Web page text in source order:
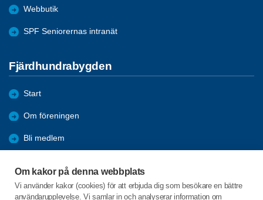
Om kakor på denna webbplats
Vi använder kakor (cookies) för att erbjuda dig som besökare en bättre
användarupplevelse. Vi samlar in och analyserar information om
Webbutik
SPF Seniorernas intranät
Fjärdhundrabygden
Start
Om föreningen
Bli medlem
Sök